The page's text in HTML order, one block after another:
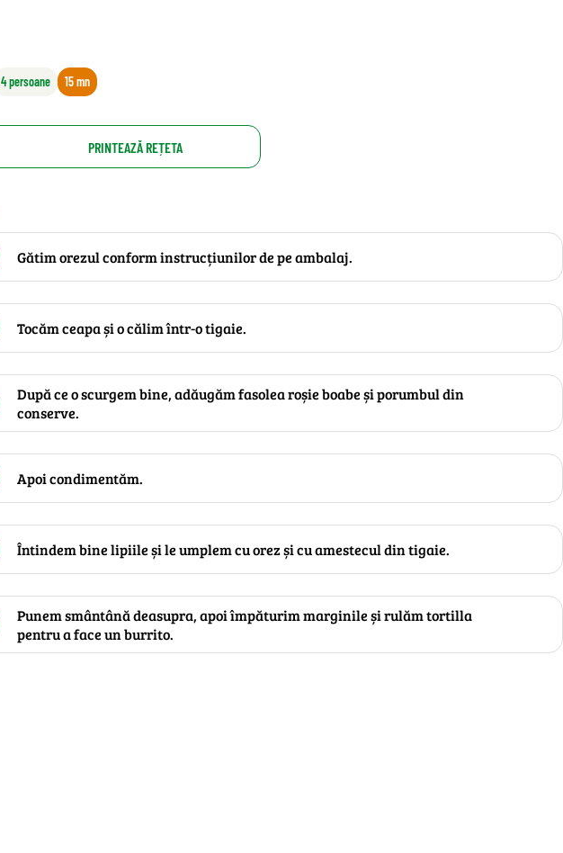
4 persoane 15 mn
PRINTEAZĂ REȚETA
Gătim orezul conform instrucțiunilor de pe ambalaj.
Tocăm ceapa și o călim într-o tigaie.
După ce o scurgem bine, adăugăm fasolea roșie boabe și porumbul din
conserve.
Apoi condimentăm.
Întindem bine lipiile și le umplem cu orez și cu amestecul din tigaie.
Punem smântână deasupra, apoi împăturim marginile și rulăm tortilla
pentru a face un burrito.